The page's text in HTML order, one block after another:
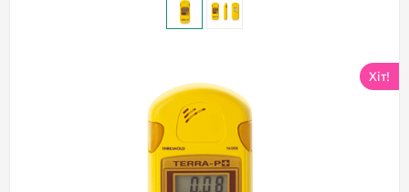
Хіт!